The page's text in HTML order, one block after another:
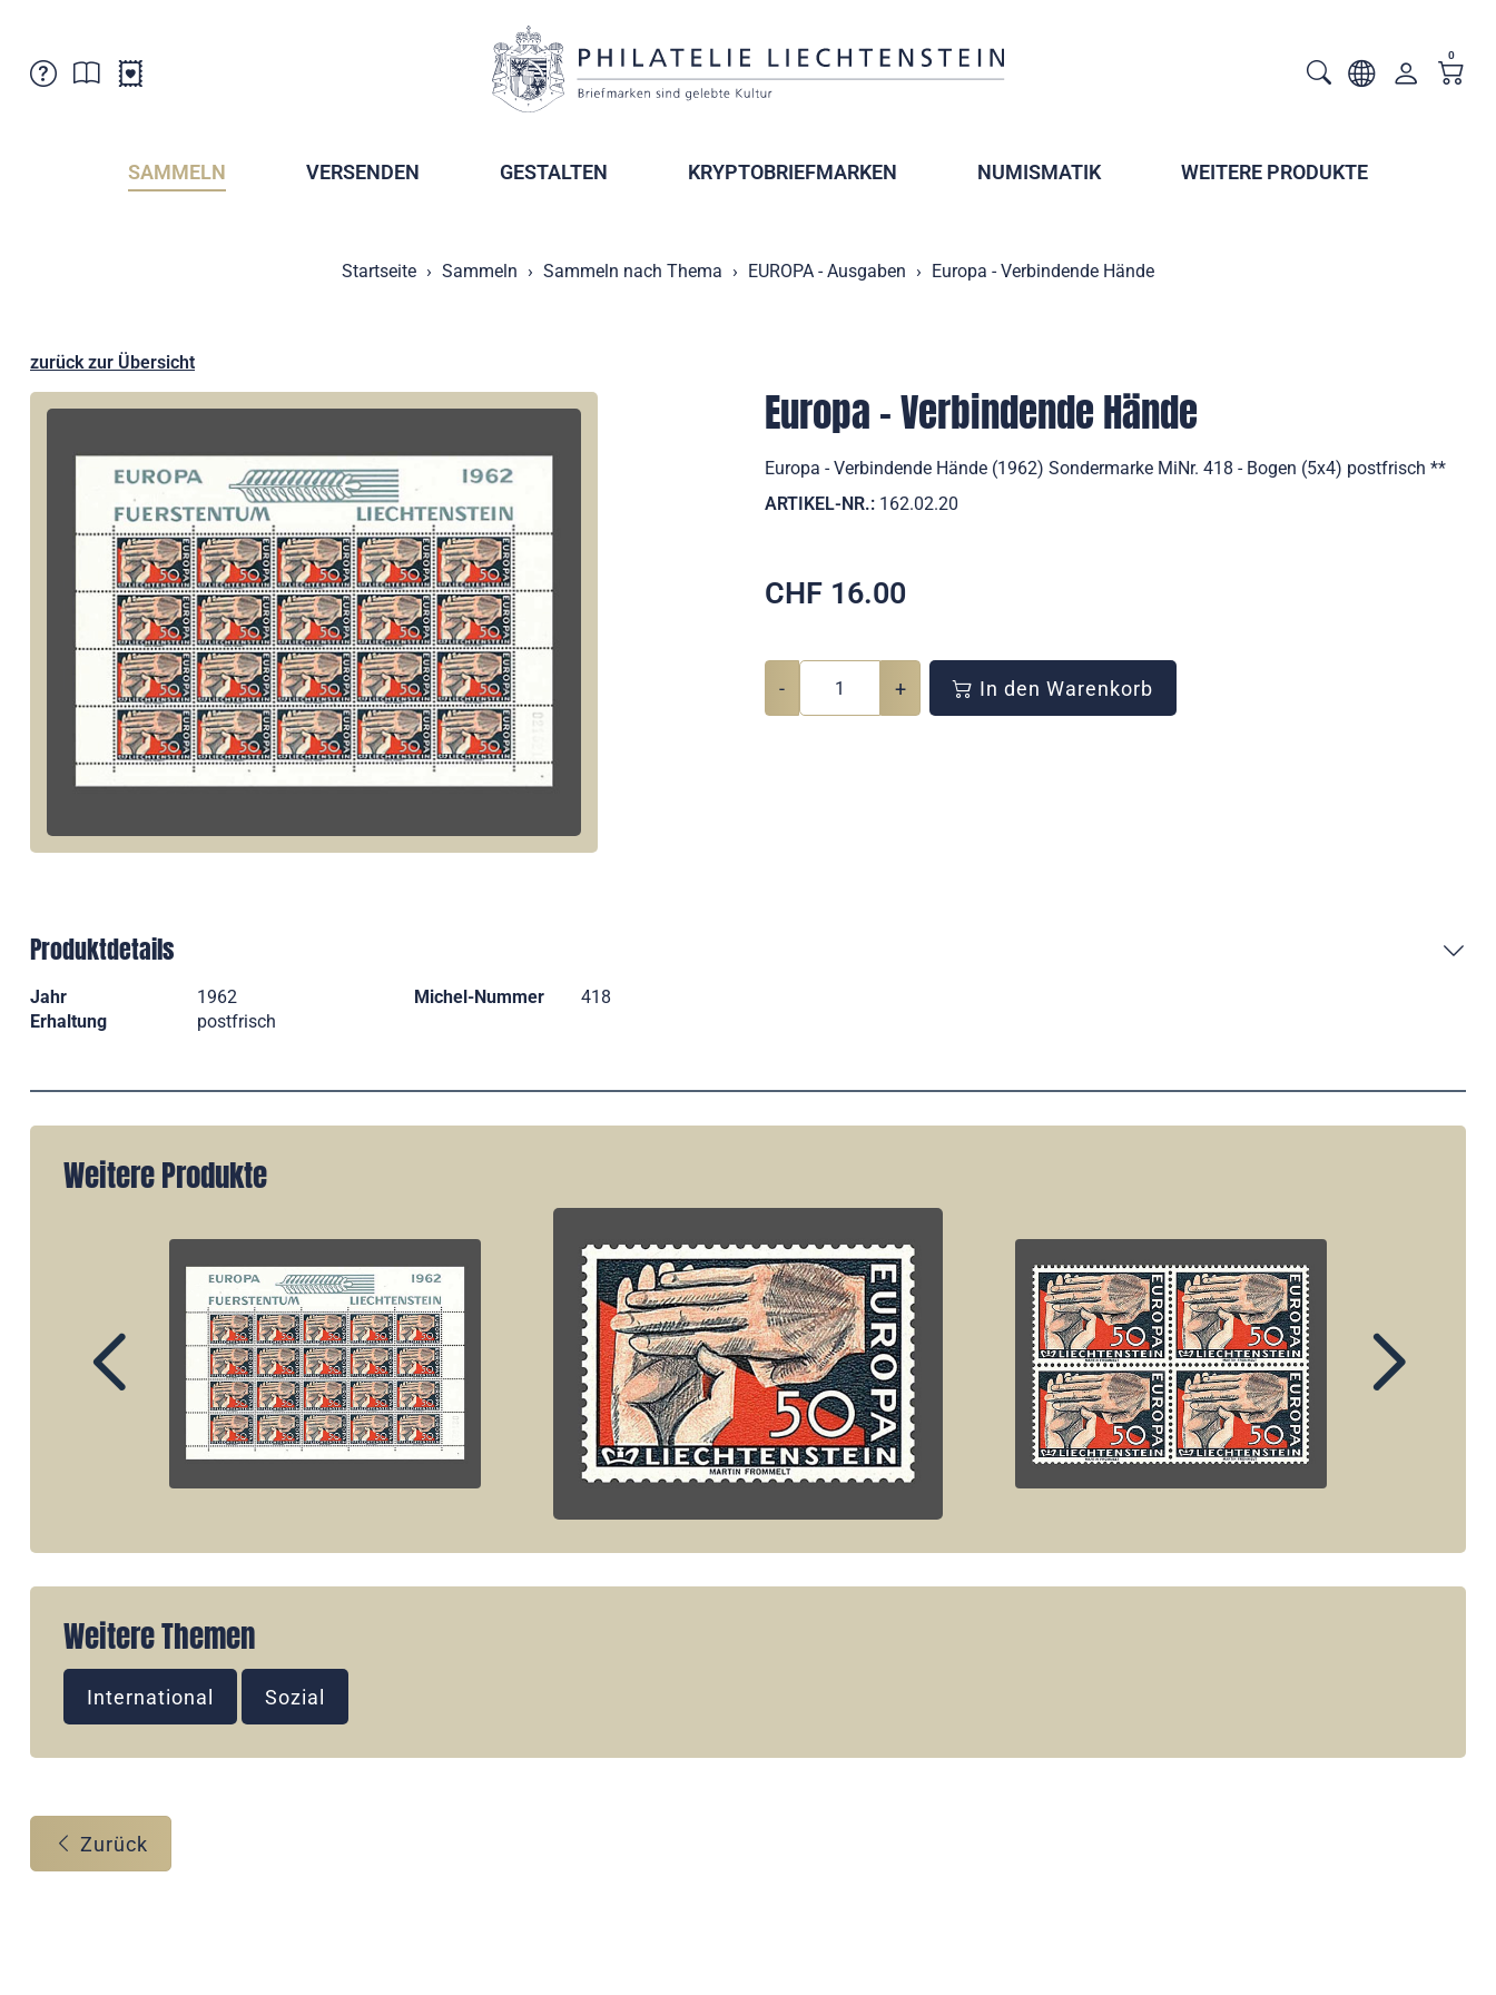
Verkaufsstellen
Postcrossing
Abonnemente
0
SAMMELN VERSENDEN GESTALTEN KRYPTOBRIEFMARKEN NUMISMATIK WEITERE PRODUKTE
Startseite Sammeln Sammeln nach Thema EUROPA - Ausgaben Europa - Verbindende Hände
zurück zur Übersicht
Europa - Verbindende Hände
Europa - Verbindende Hände (1962) Sondermarke MiNr. 418 - Bogen (5x4) postfrisch **
ARTIKEL-NR.: 162.02.20
CHF 16.00
- + In den Warenkorb
Produktdetails
Jahr 1962 Michel-Nummer
418
Erhaltung
postfrisch
Weitere Produkte
Weitere Themen
International Sozial
Zurück